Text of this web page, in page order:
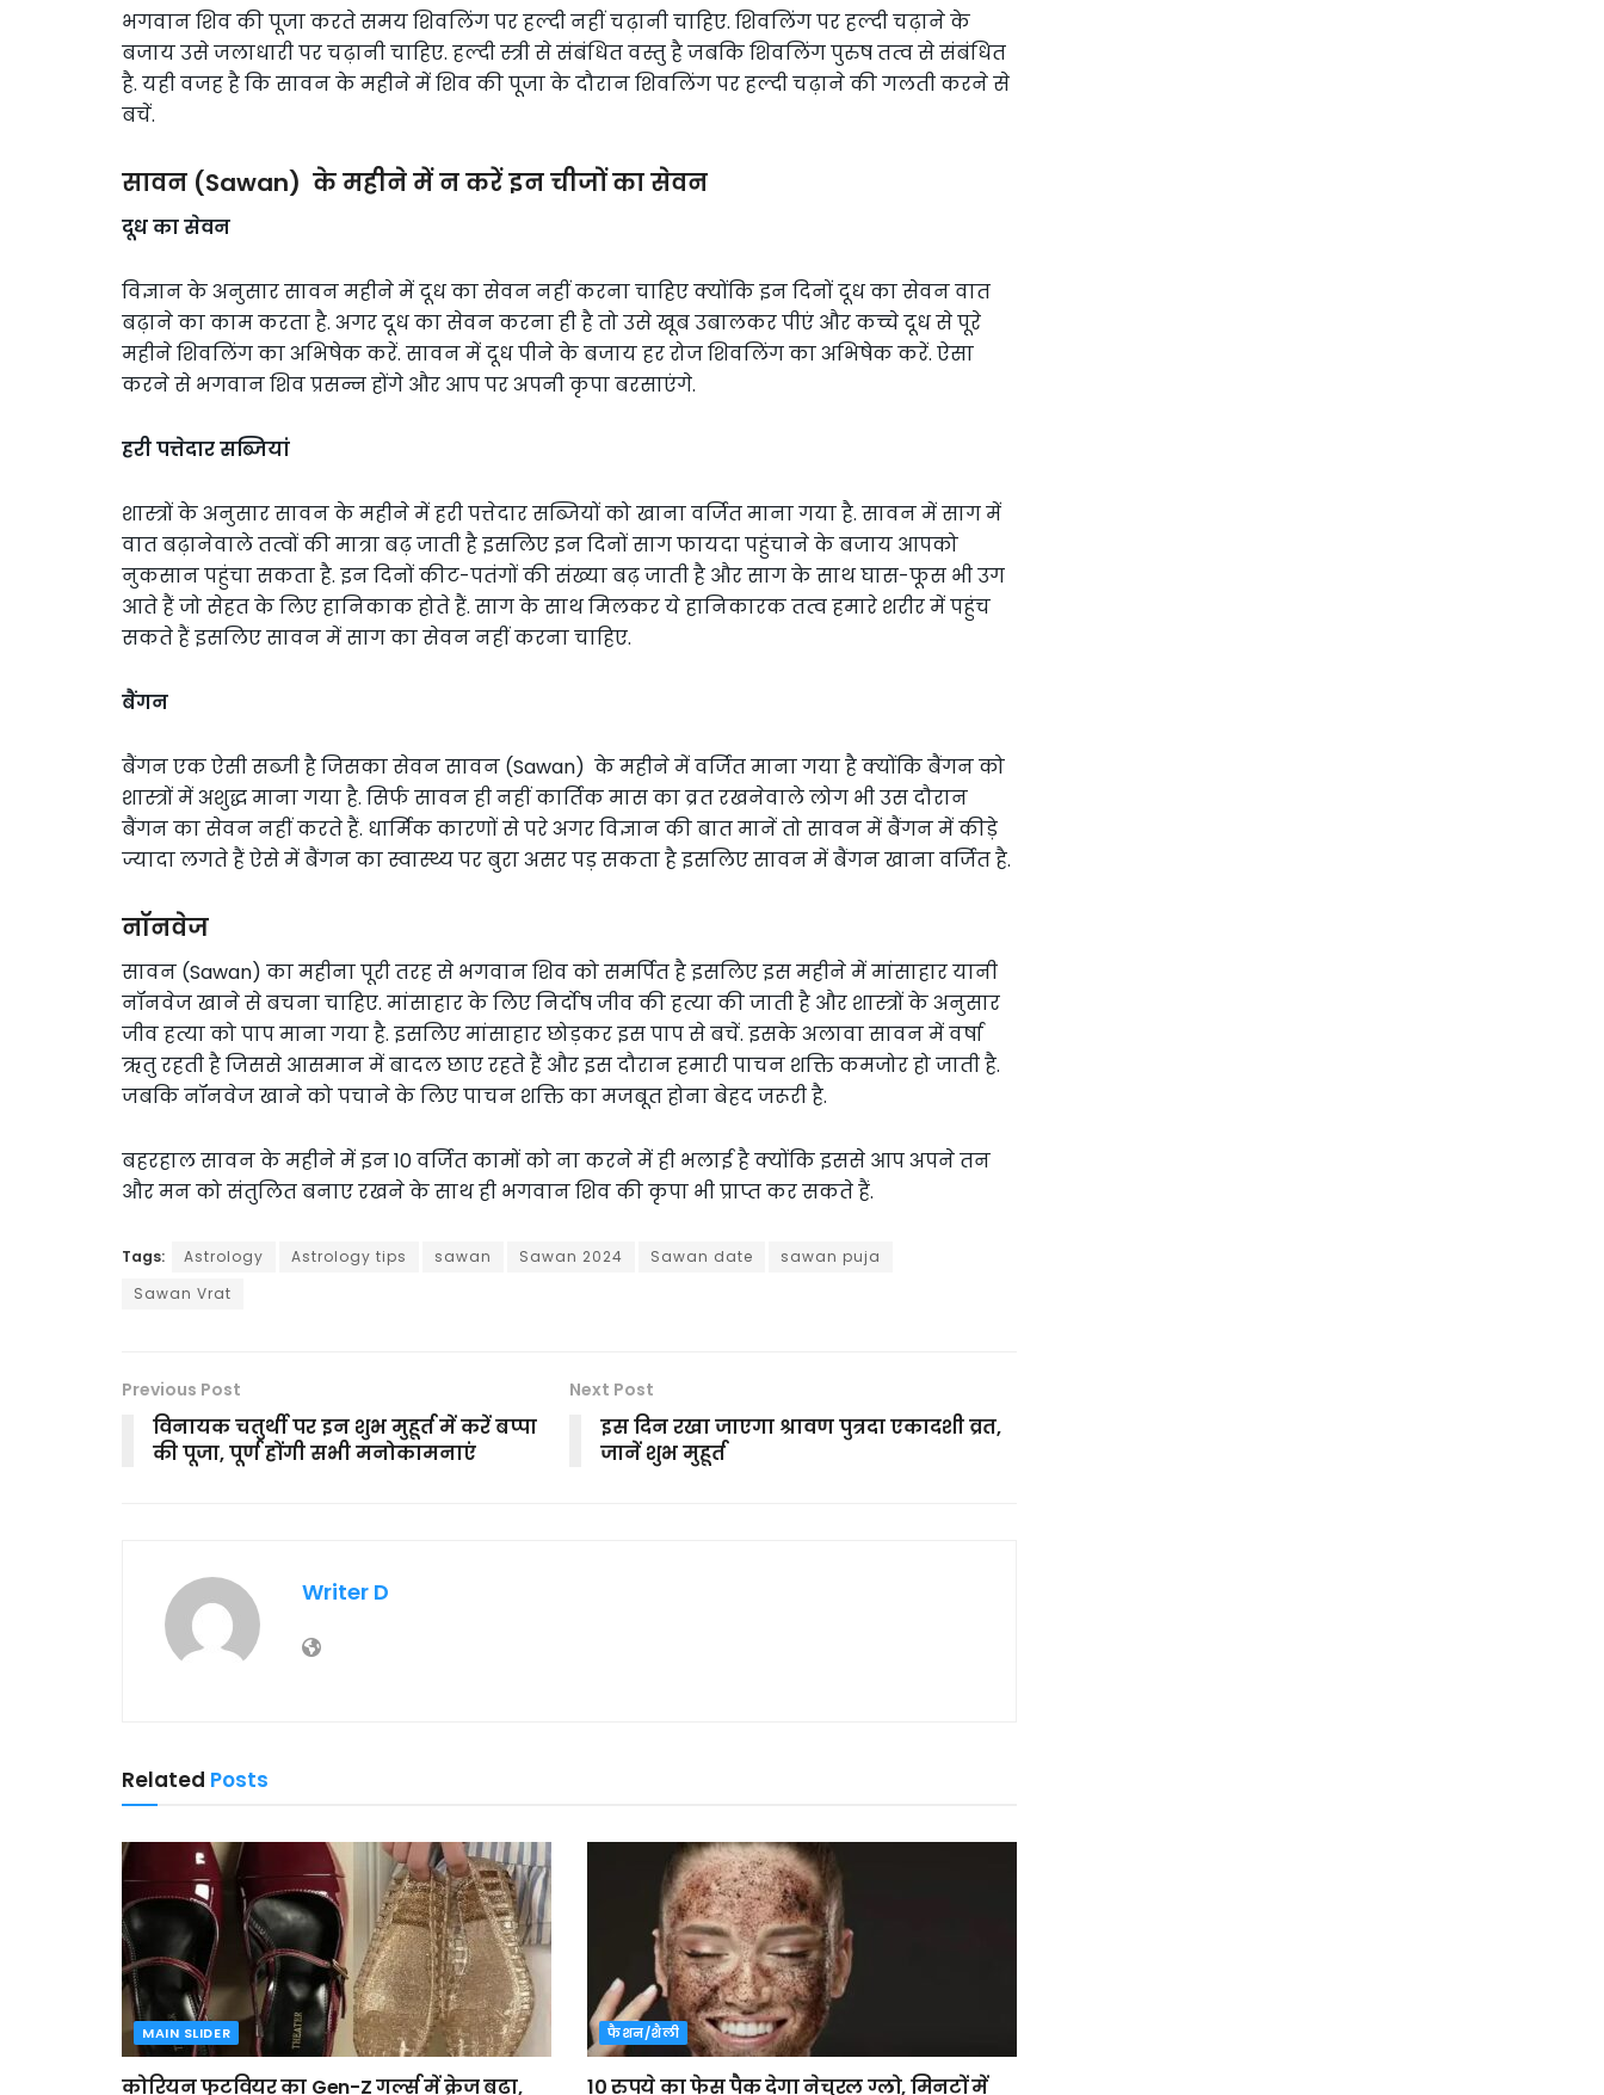
भगवान शिव की पूजा करते समय शिवलिंग पर हल्दी नहीं चढ़ानी चाहिए. शिवलिंग पर हल्दी चढ़ाने के
बजाय उसे जलाधारी पर चढ़ानी चाहिए. हल्दी स्त्री से संबंधित वस्तु है जबकि शिवलिंग पुरुष तत्व से संबंधित
है. यही वजह है कि सावन के महीने में शिव की पूजा के दौरान शिवलिंग पर हल्दी चढ़ाने की गलती करने से
बचें.
सावन (Sawan) के महीने में न करें इन चीजों का सेवन
दूध का सेवन
विज्ञान के अनुसार सावन महीने में दूध का सेवन नहीं करना चाहिए क्योंकि इन दिनों दूध का सेवन वात
बढ़ाने का काम करता है. अगर दूध का सेवन करना ही है तो उसे खूब उबालकर पीएं और कच्चे दूध से पूरे
महीने शिवलिंग का अभिषेक करें. सावन में दूध पीने के बजाय हर रोज शिवलिंग का अभिषेक करें. ऐसा
करने से भगवान शिव प्रसन्न होंगे और आप पर अपनी कृपा बरसाएंगे.
हरी पत्तेदार सब्जियां
शास्त्रों के अनुसार सावन के महीने में हरी पत्तेदार सब्जियों को खाना वर्जित माना गया है. सावन में साग में
वात बढ़ानेवाले तत्वों की मात्रा बढ़ जाती है इसलिए इन दिनों साग फायदा पहुंचाने के बजाय आपको
नुकसान पहुंचा सकता है. इन दिनों कीट-पतंगों की संख्या बढ़ जाती है और साग के साथ घास-फूस भी उग
आते हैं जो सेहत के लिए हानिकाक होते हैं. साग के साथ मिलकर ये हानिकारक तत्व हमारे शरीर में पहुंच
सकते हैं इसलिए सावन में साग का सेवन नहीं करना चाहिए.
बैंगन
बैंगन एक ऐसी सब्जी है जिसका सेवन सावन (Sawan) के महीने में वर्जित माना गया है क्योंकि बैंगन को
शास्त्रों में अशुद्ध माना गया है. सिर्फ सावन ही नहीं कार्तिक मास का व्रत रखनेवाले लोग भी उस दौरान
बैंगन का सेवन नहीं करते हैं. धार्मिक कारणों से परे अगर विज्ञान की बात मानें तो सावन में बैंगन में कीड़े
ज्यादा लगते हैं ऐसे में बैंगन का स्वास्थ्य पर बुरा असर पड़ सकता है इसलिए सावन में बैंगन खाना वर्जित है.
नॉनवेज
सावन (Sawan) का महीना पूरी तरह से भगवान शिव को समर्पित है इसलिए इस महीने में मांसाहार यानी
नॉनवेज खाने से बचना चाहिए. मांसाहार के लिए निर्दोष जीव की हत्या की जाती है और शास्त्रों के अनुसार
जीव हत्या को पाप माना गया है. इसलिए मांसाहार छोड़कर इस पाप से बचें. इसके अलावा सावन में वर्षा
ऋतु रहती है जिससे आसमान में बादल छाए रहते हैं और इस दौरान हमारी पाचन शक्ति कमजोर हो जाती है.
जबकि नॉनवेज खाने को पचाने के लिए पाचन शक्ति का मजबूत होना बेहद जरूरी है.
बहरहाल सावन के महीने में इन 10 वर्जित कामों को ना करने में ही भलाई है क्योंकि इससे आप अपने तन
और मन को संतुलित बनाए रखने के साथ ही भगवान शिव की कृपा भी प्राप्त कर सकते हैं.
Tags: Astrology Astrology tips sawan Sawan 2024 Sawan date
sawan puja
Sawan Vrat
Previous Post
विनायक चतुर्थी पर इन शुभ मुहूर्त में करें बप्पा
की पूजा, पूर्ण होंगी सभी मनोकामनाएं
Next Post
इस दिन रखा जाएगा श्रावण पुत्रदा एकादशी व्रत,
जानें शुभ मुहूर्त
Writer D
Related Posts
MAIN SLIDER
कोरियन फुटवियर का Gen-Z गर्ल्स में क्रेज बढ़ा,
फैशन/शैली
10 रुपये का फेस पैक देगा नेचुरल ग्लो, मिनटों में